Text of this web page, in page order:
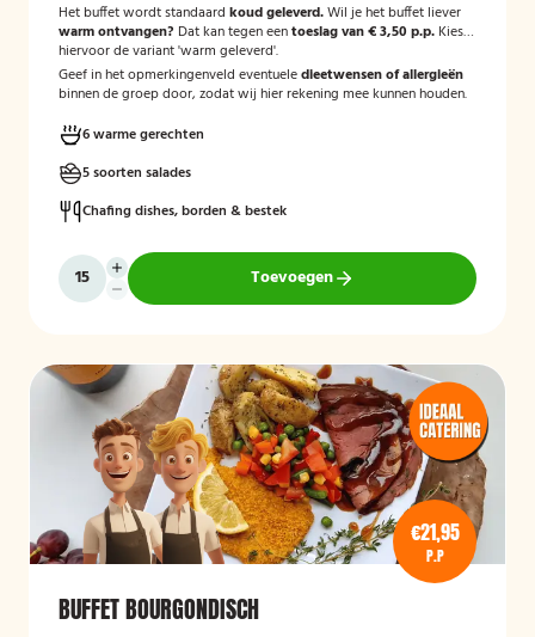
Het buffet wordt standaard koud geleverd.Wil je het buffet liever
warm ontvangen? Dat kan tegen eentoeslag van € 3,50 p.p. Kies
hiervoor de variant 'warm geleverd'.
Geef in het opmerkingenveld eventueledieetwensen of allergieën
binnen de groep door, zodat wij hier rekening mee kunnen houden.
6 warme gerechten
5 soorten salades
Chafing dishes, borden & bestek
Toevoegen
€21,95
P.P
BUFFET BOURGONDISCH